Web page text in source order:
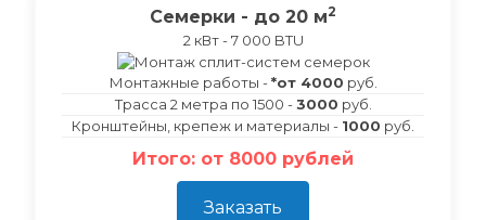
Семерки - до 20 м2
2 кВт - 7 000 BTU
Монтажные работы -*от 4000 руб.
Трасса 2 метра по 1500 -3000 руб.
Кронштейны, крепеж и материалы - 1000 руб.
Итого: от 8000 рублей
Заказать